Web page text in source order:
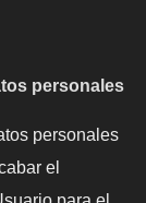
personales
personales
el